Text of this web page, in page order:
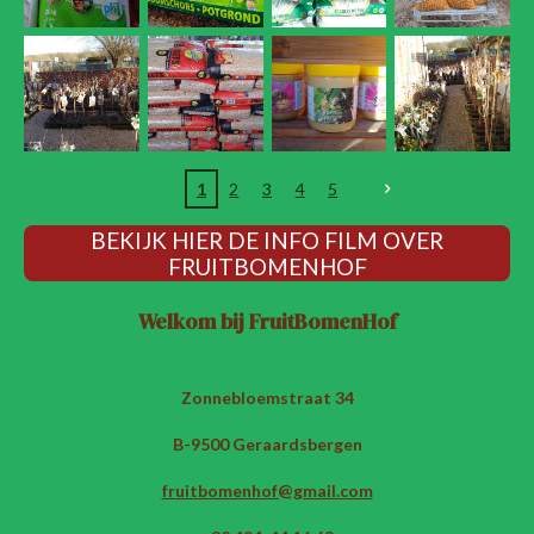
1 2 3 4 5
BEKIJK HIER DE INFO FILM OVER
FRUITBOMENHOF
Welkom bij FruitBomenHof
Zonnebloemstraat 34
B-9500 Geraardsbergen
fruitbomenhof@gmail.com